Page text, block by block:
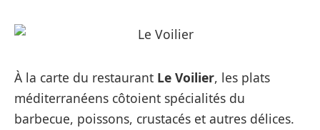
À la carte du restaurant Le Voilier, les plats
méditerranéens côtoient spécialités du
barbecue, poissons, crustacés et autres délices.